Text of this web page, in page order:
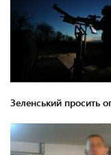
Зеленський просить